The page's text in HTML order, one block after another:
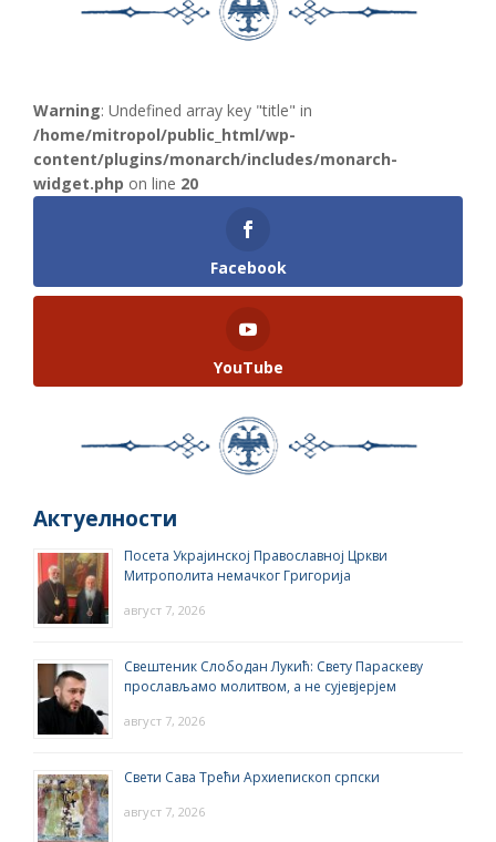
Warning: Undefined array key "title" in
/home/mitropol/public_html/wp-
content/plugins/monarch/includes/monarch-
widget.php on line 20
Facebook
YouTube
Актуелности
Посета Украјинској Православној Цркви
Митрополита немачког Григорија
август 7, 2026
Свештеник Слободан Лукић: Свету Параскеву
прослављамо молитвом, а не сујевјерјем
август 7, 2026
Свети Сава Трећи Архиепископ српски
август 7, 2026